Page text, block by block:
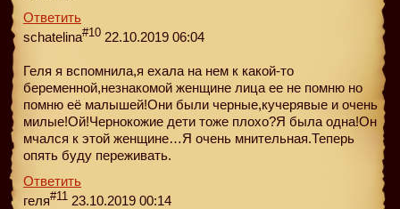
Ответить
schatelina#10 22.10.2019 06:04
Геля я вспомнила,я ехала на нем к какой-то
беременной,незнакомой женщине лица ее не помню но
помню её малышей!Они были черные,кучерявые и очень
милые!Ой!Чернокожие дети тоже плохо?Я была одна!Он
мчался к этой женщине…Я очень мнительная.Теперь
опять буду переживать.
Ответить
геля#11 23.10.2019 00:14